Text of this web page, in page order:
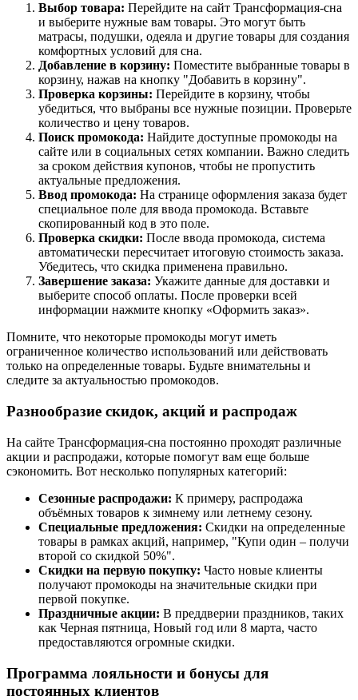
Выбор товара: Перейдите на сайт Трансформация-сна
и выберите нужные вам товары. Это могут быть
матрасы, подушки, одеяла и другие товары для создания
комфортных условий для сна.
Добавление в корзину: Поместите выбранные товары в
корзину, нажав на кнопку "Добавить в корзину".
Проверка корзины: Перейдите в корзину, чтобы
убедиться, что выбраны все нужные позиции. Проверьте
количество и цену товаров.
Поиск промокода: Найдите доступные промокоды на
сайте или в социальных сетях компании. Важно следить
за сроком действия купонов, чтобы не пропустить
актуальные предложения.
Ввод промокода: На странице оформления заказа будет
специальное поле для ввода промокода. Вставьте
скопированный код в это поле.
Проверка скидки: После ввода промокода, система
автоматически пересчитает итоговую стоимость заказа.
Убедитесь, что скидка применена правильно.
Завершение заказа: Укажите данные для доставки и
выберите способ оплаты. После проверки всей
информации нажмите кнопку «Оформить заказ».
Помните, что некоторые промокоды могут иметь
ограниченное количество использований или действовать
только на определенные товары. Будьте внимательны и
следите за актуальностью промокодов.
Разнообразие скидок, акций и распродаж
На сайте Трансформация-сна постоянно проходят различные
акции и распродажи, которые помогут вам еще больше
сэкономить. Вот несколько популярных категорий:
Сезонные распродажи: К примеру, распродажа
объёмных товаров к зимнему или летнему сезону.
Специальные предложения: Скидки на определенные
товары в рамках акций, например, "Купи один – получи
второй со скидкой 50%".
Скидки на первую покупку: Часто новые клиенты
получают промокоды на значительные скидки при
первой покупке.
Праздничные акции: В преддверии праздников, таких
как Черная пятница, Новый год или 8 марта, часто
предоставляются огромные скидки.
Программа лояльности и бонусы для
постоянных клиентов